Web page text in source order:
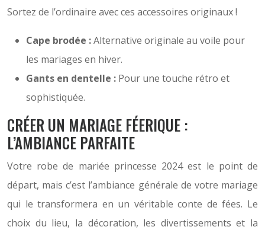
Sortez de l’ordinaire avec ces accessoires originaux !
Cape brodée :Alternative originale au voile pour
les mariages en hiver.
Gants en dentelle : Pour une touche rétro et
sophistiquée.
CRÉER UN MARIAGE FÉERIQUE :
L’AMBIANCE PARFAITE
Votre robe de mariée princesse 2024 est le point de
départ, mais c’est l’ambiance générale de votre mariage
qui le transformera en un véritable conte de fées. Le
choix du lieu, la décoration, les divertissements et la